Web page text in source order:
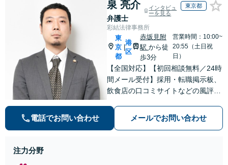
泉 亮介
弁護士
インタビュ
ーを見る
東京都
彩結法律事務所
東
京
都
港
区
赤坂見附
駅 から徒
歩3分
営業時間：10:00~
20:55（土日祝
日）
【全国対応】【初回相談無料／24時
間メール受付】採用・転職掲示板、
飲食店の口コミサイトなどの風評被
の種類を問わず相談可。可能な限り
早期対応で駆けつけサポート【労
電話でお問い合わせ メールでお問い合わせ
注力分野